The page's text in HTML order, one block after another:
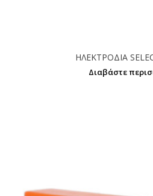
ΗΛΕΚΤΡΟΔΙΑ
Διαβάστε